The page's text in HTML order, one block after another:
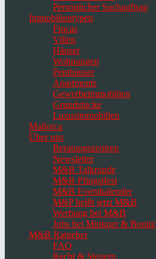
Persönlicher Suchauftrag
Immobilientypen
Fincas
Villen
Häuser
Wohnungen
Penthäuser
Apartments
Gewerbeimmobilien
Grundstücke
Luxusimmobilien
Mallorca
Über uns
Beratungszentren
Newsletter
M&B Talkrunde
M&B Pfingstfest
M&B Eventkalender
M&P heißt jetzt M&B
Werbung bei M&B
Jobs bei Minkner & Bonitz
M&B Ratgeber
FAQ
Recht & Steuern